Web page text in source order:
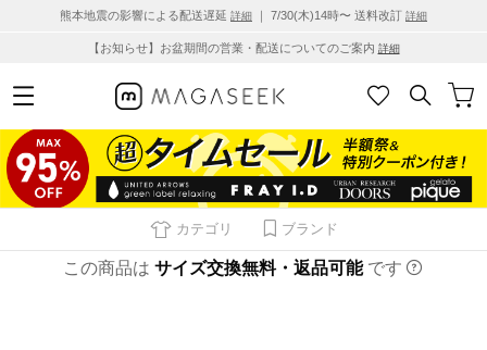
熊本地震の影響による配送遅延 詳細 ｜ 7/30(木)14時〜 送料改訂 詳細
【お知らせ】お盆期間の営業・配送についてのご案内 詳細
カテゴリ ブランド
この商品は サイズ交換無料・返品可能 です